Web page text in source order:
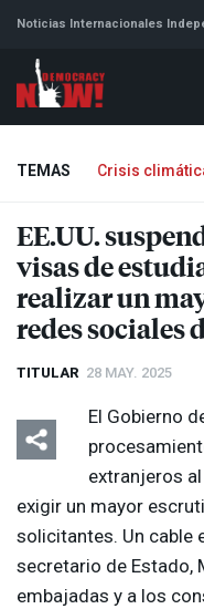
Noticias Internacionales
TEMAS Crisis
EE.UU.
visas de
realizar un
redes sociales
TITULAR 28 MAY. 2025
El Gobierno
extranjeros
exigir un mayor
solicitantes. Un cable
secretario de Estado,
embajadas y a los